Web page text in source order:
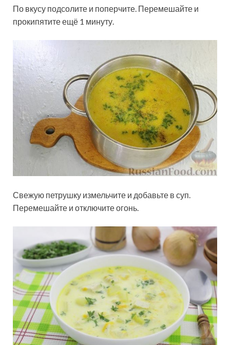
По вкусу подсолите и поперчите. Перемешайте и
прокипятите ещё 1 минуту.
Свежую петрушку измельчите и добавьте в суп.
Перемешайте и отключите огонь.